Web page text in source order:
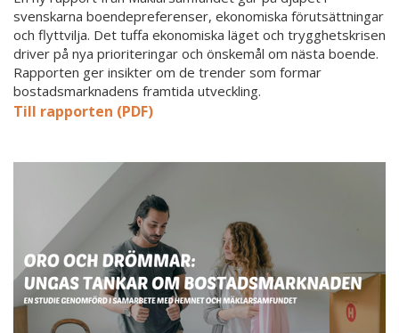
svenskarna boendepreferenser, ekonomiska förutsättningar
och flyttvilja. Det tuffa ekonomiska läget och trygghetskrisen
driver på nya prioriteringar och önskemål om nästa boende.
Rapporten ger insikter om de trender som formar
bostadsmarknadens framtida utveckling.
Till rapporten (PDF)
tankar
om
bostadsmarknaden